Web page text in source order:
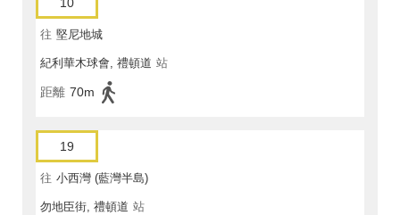
10
往 堅尼地城
紀利華木球會, 禮頓道 站
距離 70m
19
往 小西灣 (藍灣半島)
勿地臣街, 禮頓道 站